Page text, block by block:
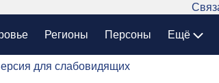
Регионы Персоны Ещё
для слабовидящих